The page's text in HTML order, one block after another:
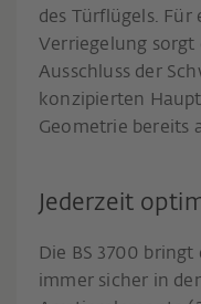
des Türflügels. Für
Verriegelung
Ausschluss der
konzipierten
Geometrie bereits
Jederzeit
Die BS 3700
immer sicher in